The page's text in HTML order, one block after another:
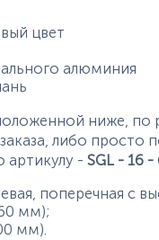
цвет
алюминия
ниже, по
либо просто
артикулу - SGL - 16
поперечная с
мм);
мм).